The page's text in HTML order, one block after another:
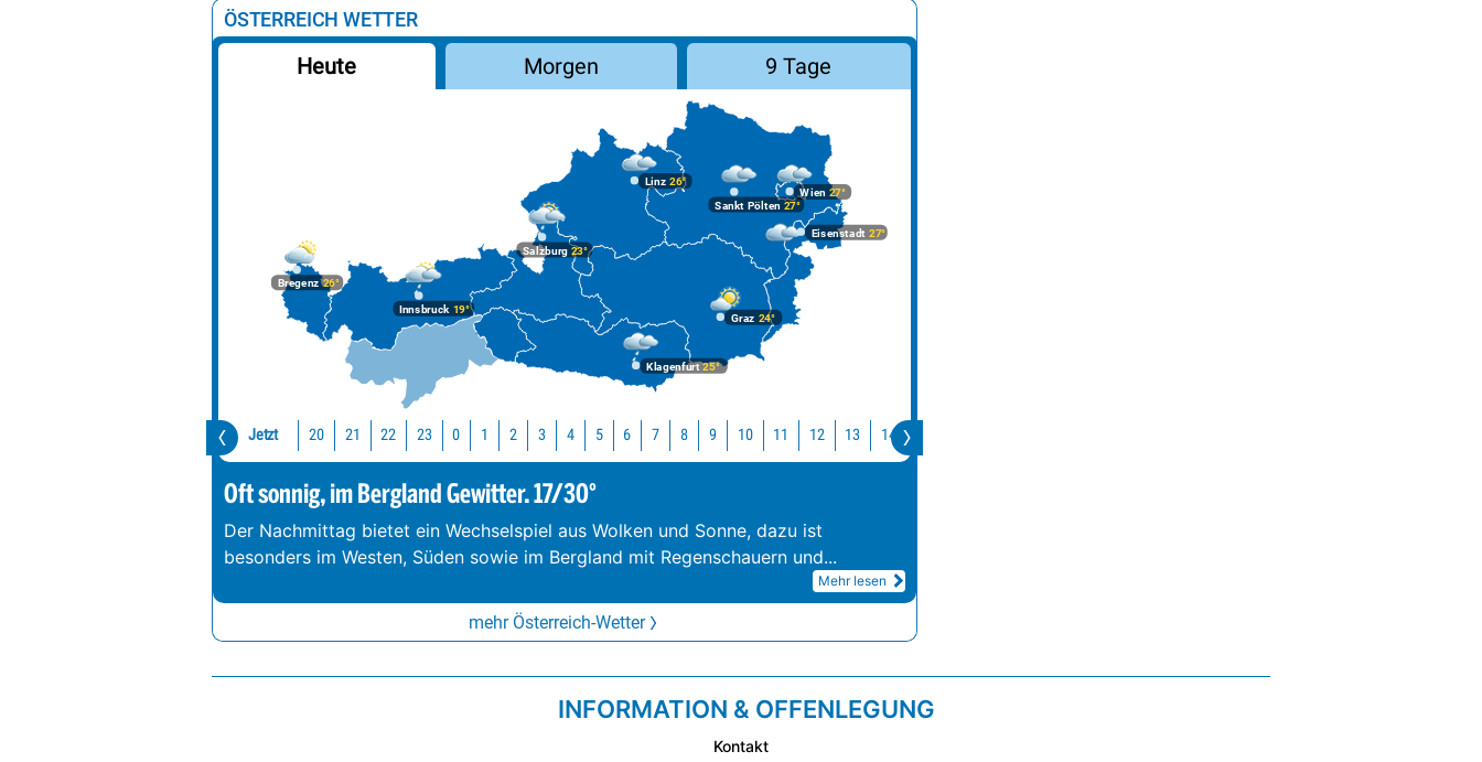
ÖSTERREICH WETTER
Heute Morgen 9 Tage
Bregenz26°
Graz 24°
Innsbruck19°
Klagenfurt25°
Linz 26°
Salzburg23°
Wien 27°
Eisenstadt 27°
Sankt Pölten 27°
Jetzt 20 21 22 23 0 1 2 3 4 5 6 7 8 9 10 11 12 13 14
Oft sonnig, im Bergland Gewitter. 17/30°
Der Nachmittag bietet ein Wechselspiel aus Wolken und Sonne, dazu ist
besonders im Westen, Süden sowie im Bergland mit Regenschauern und...
Mehr lesen
mehr Österreich-Wetter
INFORMATION & OFFENLEGUNG
Kontakt